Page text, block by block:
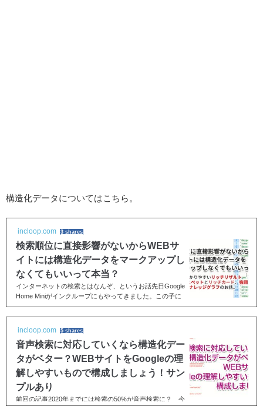
構造化データについてはこちら。
incloop.com 3 shares
検索順位に直接影響がないからWEBサ
イトには構造化データをマークアップし
なくてもいいって本当？
インターネットの検索とはなんぞ、というお話先日Google
Home Miniがインクループにもやってきました。この子に
「インクループの電話番号教えて！」と尋ねると、イン
ク...
incloop.com 5 shares
音声検索に対応していくなら構造化デー
タがベター？WEBサイトをGoogleの理
解しやすいもので構成しましょう！サン
プルあり
前回の記事2020年までには検索の50%が音声検索に？ 今